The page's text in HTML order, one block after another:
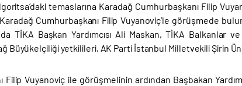
temaslarına Karadağ Cumhurbaşkanı Filip
Cumhurbaşkanı Filip Vuyanoviç’le görüşmede
TİKA Başkan Yardımcısı Ali Maskan, TİKA Balkanlar
Büyükelçiliği yetkilileri, AK Parti İstanbul Milletvekili Şirin
Filip Vuyanoviç ile görüşmelinin ardından Başbakan